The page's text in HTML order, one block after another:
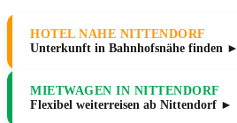
HOTEL NAHE NITTENDORF
Unterkunft in Bahnhofsnähe finden ►
MIETWAGEN IN NITTENDORF
Flexibel weiterreisen ab Nittendorf ►